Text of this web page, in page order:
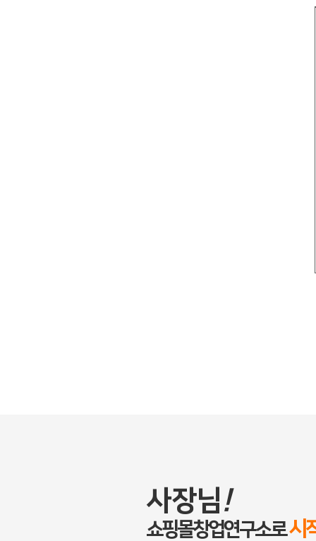
사장님!
쇼핑몰창업연구소로시